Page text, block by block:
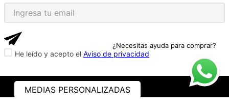
¿Necesitas ayuda para comprar?
He leído y acepto el Aviso de privacidad
MEDIAS PERSONALIZADAS